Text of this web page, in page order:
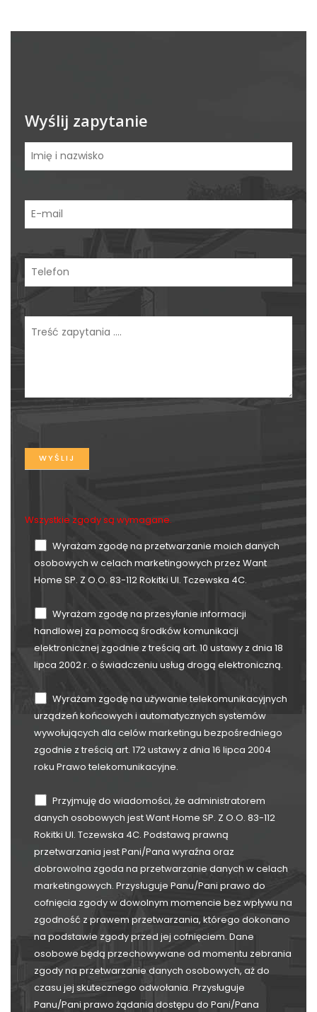
Wyślij zapytanie
Wszystkie zgody są wymagane.
Wyrażam zgodę na przetwarzanie moich danych
osobowych w celach marketingowych przez Want
Home SP. Z O.O. 83-112 Rokitki Ul. Tczewska 4C.
Wyrażam zgodę na przesyłanie informacji
handlowej za pomocą środków komunikacji
elektronicznej zgodnie z treścią art. 10 ustawy z dnia 18
lipca 2002 r. o świadczeniu usług drogą elektroniczną.
Wyrażam zgodę na używanie telekomunikacyjnych
urządzeń końcowych i automatycznych systemów
wywołujących dla celów marketingu bezpośredniego
zgodnie z treścią art. 172 ustawy z dnia 16 lipca 2004
roku Prawo telekomunikacyjne.
Przyjmuję do wiadomości, że administratorem
danych osobowych jest Want Home SP. Z O.O. 83-112
Rokitki Ul. Tczewska 4C. Podstawą prawną
przetwarzania jest Pani/Pana wyraźna oraz
dobrowolna zgoda na przetwarzanie danych w celach
marketingowych. Przysługuje Panu/Pani prawo do
cofnięcia zgody w dowolnym momencie bez wpływu na
zgodność z prawem przetwarzania, którego dokonano
na podstawie zgody przed jej cofnięciem. Dane
osobowe będą przechowywane od momentu zebrania
zgody na przetwarzanie danych osobowych, aż do
czasu jej skutecznego odwołania. Przysługuje
Panu/Pani prawo żądania dostępu do Pani/Pana